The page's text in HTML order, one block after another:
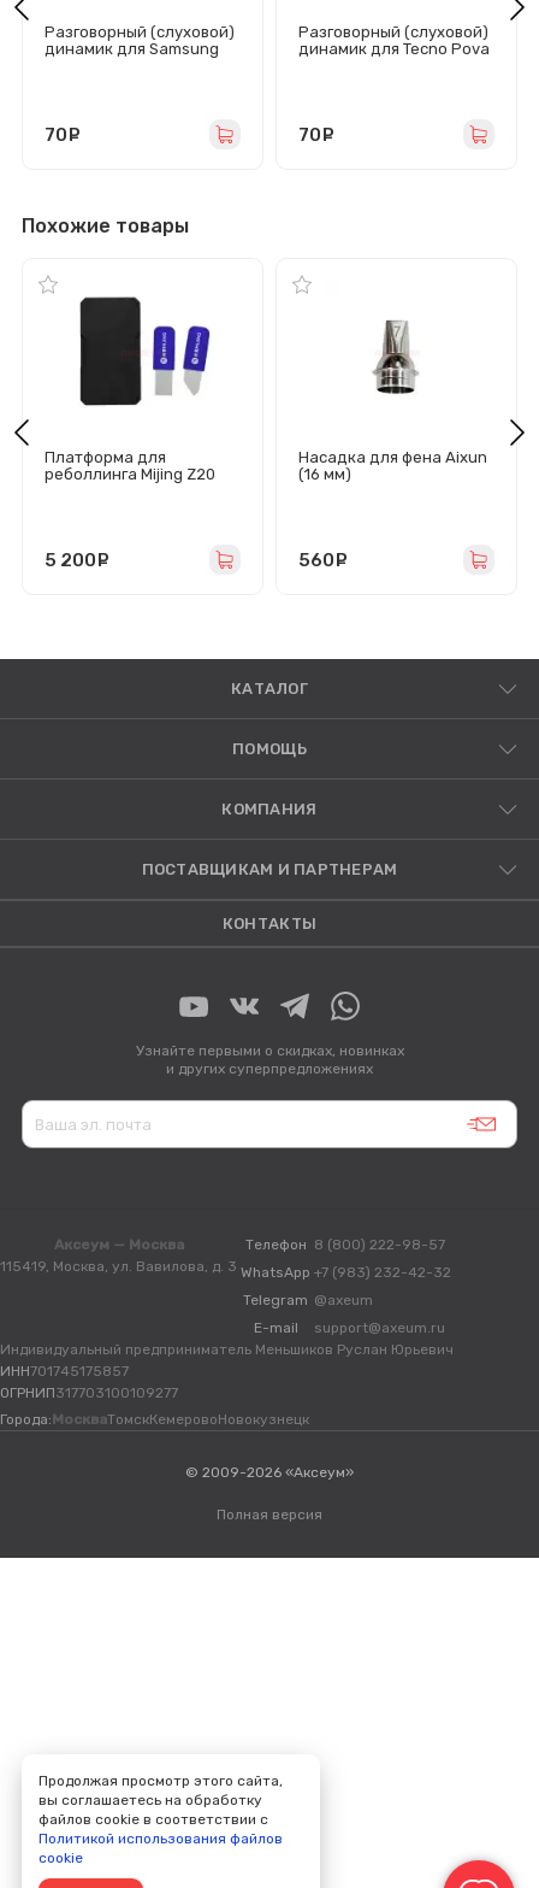
Разговорный (слуховой)
динамик для Samsung
5F/G985F/G988B/N970F)
70
Разговорный (слуховой)
динамик для Tecno Pova
70
Похожие товары
Платформа для
реболлинга Mijing Z20
5 200
Насадка для фена Aixun
(16 мм)
560
КАТАЛОГ
ПОМОЩЬ
КОМПАНИЯ
ПОСТАВЩИКАМ И ПАРТНЕРАМ
КОНТАКТЫ
Узнайте первыми о скидках, новинках
и других суперпредложениях
Аксеум — Москва
115419, Москва, ул. Вавилова, д. 3
Телефон 8 (800) 222-98-57
WhatsApp +7 (983) 232-42-32
Telegram @axeum
E-mail
support@axeum.ru
Индивидуальный предприниматель Меньшиков Руслан Юрьевич
ИНН701745175857
ОГРНИП317703100109277
Города: МоскваТомскКемеровоНовокузнецк
© 2009-2026 «Аксеум»
Полная версия
Продолжая просмотр этого сайта,
вы соглашаетесь на обработку
файлов cookie в соответствии с
Политикой использования файлов
cookie